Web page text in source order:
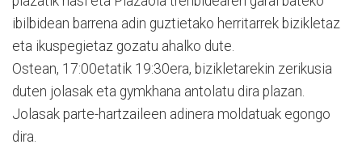
ibilbidean barrena adin guztietako herritarrek bizikletaz
eta ikuspegietaz gozatu ahalko dute.
Ostean, 17:00etatik 19:30era, bizikletarekin zerikusia
duten jolasak eta gymkhana antolatu dira plazan.
Jolasak parte-hartzaileen adinera moldatuak egongo
dira.